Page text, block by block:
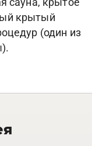
сауна, крытое
крытый
(один из